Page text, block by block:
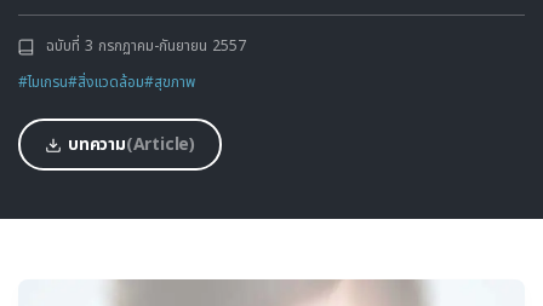
ฉบับที่ 3 กรกฏาคม-กันยายน 2557
#ไมเกรน#สิ่งแวดล้อม#สุขภาพ
บทความ(Article)